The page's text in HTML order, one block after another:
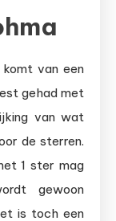
van een
gehad met
van wat
de sterren.
1 ster mag
gewoon
is toch een